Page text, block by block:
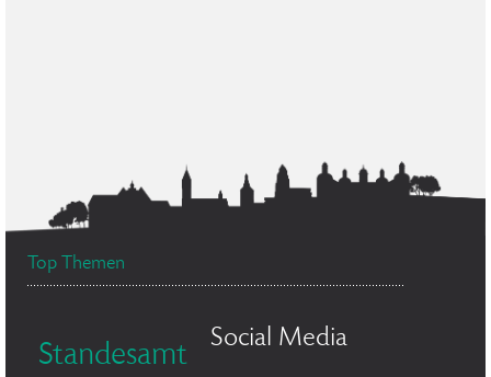
Top Themen
Standesamt
Social Media